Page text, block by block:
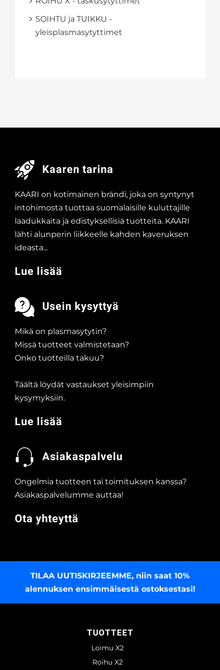
SOIHTU ja TUIKKU -
yleisplasmasytyttimet
Kaaren tarina
KAARI on kotimainen brändi, joka on syntynyt
intohimosta tuottaa suomalaisille kuluttajille
laadukkaita ja edistyksellisiä tuotteita. KAARI
lähti alunperin liikkeelle kahden kaveruksen
ideasta...
Lue lisää
Usein kysyttyä
Mikä on plasmasytytin?
Missä tuotteet valmistetaan?
Onko tuotteilla takuu?
Täältä löydät vastaukset yleisimpiin
kysymyksiin.
Lue lisää
Asiakaspalvelu
Ongelmia tuotteen tai toimituksen kanssa?
Asiakaspalvelumme auttaa!
Ota yhteyttä
TILAA UUTISKIRJEEMME, niin saat 10%
alennuksen ensimmäisestä ostoksestasi!
TUOTTEET
Loimu X2
Roihu X2